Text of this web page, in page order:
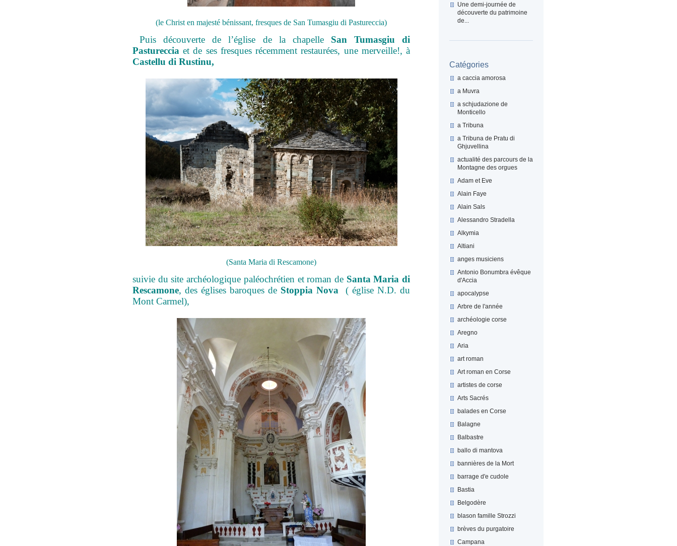
Une demi-journée de
découverte du patrimoine
de...
Catégories
a caccia amorosa
a Muvra
a schjudazione de
Monticello
a Tribuna
a Tribuna de Pratu di
Ghjuvellina
actualité des parcours de la
Montagne des orgues
Adam et Eve
Alain Faye
Alain Sals
Alessandro Stradella
Alkymia
Altiani
anges musiciens
Antonio Bonumbra évêque
d'Accia
apocalypse
Arbre de l'année
archéologie corse
Aregno
Aria
art roman
Art roman en Corse
artistes de corse
Arts Sacrés
balades en Corse
Balagne
Balbastre
ballo di mantova
bannières de la Mort
barrage d'e cudole
Bastia
Belgodère
blason famille Strozzi
brèves du purgatoire
Campana
(le Christ en majesté bénissant, fresques de San Tumasgiu di Pastureccia)
Puis découverte de l’église de la chapelle San Tumasgiu di
Pasturecciaet de ses fresques récemment restaurées, une merveille!, à
Castellu di Rustinu,
(Santa Maria di Rescamone)
suivie du site archéologique paléochrétien et roman de Santa Maria di
Rescamone, des églises baroques de Stoppia Nova ( église N.D. du
Mont Carmel),